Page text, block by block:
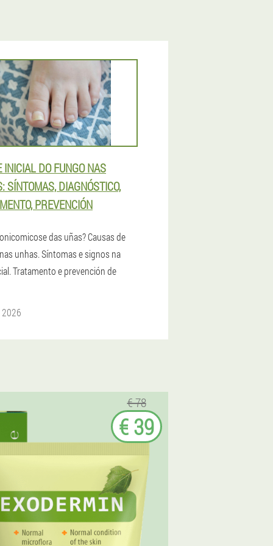
INICIAL DO FUNGO NAS
SÍNTOMAS, DIAGNÓSTICO,
PREVENCIÓN
das uñas? Causas de
unhas. Síntomas e signos na
Tratamento e prevención de
2026
€ 78
€ 39